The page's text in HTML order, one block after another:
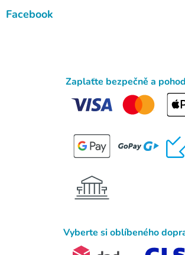
Facebook
Zaplaťte bezpečně a
Vyberte si oblíbeného